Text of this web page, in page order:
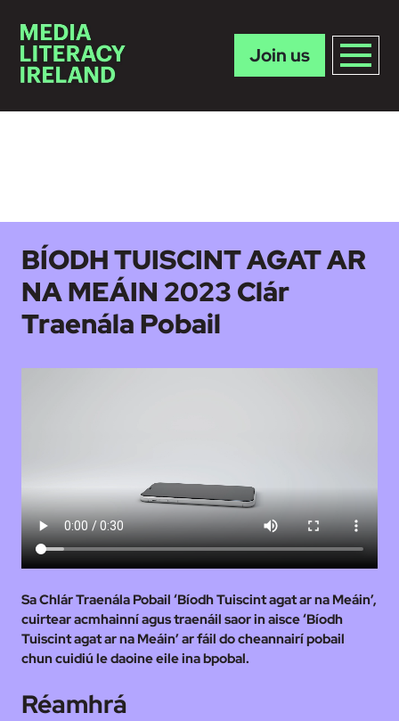
Join us
BÍODH TUISCINT AGAT AR
NA MEÁIN 2023 Clár
Traenála Pobail
Sa Chlár Traenála Pobail ‘Bíodh Tuiscint agat ar na Meáin’,
cuirtear acmhainní agus traenáil saor in aisce ‘Bíodh
Tuiscint agat ar na Meáin’ ar fáil do cheannairí pobail
chun cuidiú le daoine eile ina bpobal.
Réamhrá